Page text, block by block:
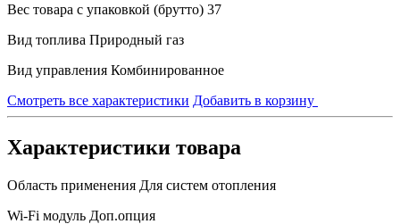
Вес товара с упаковкой (брутто) 37
Вид топлива Природный газ
Вид управления Комбинированное
Смотреть все характеристики Добавить в корзину
Характеристики товара
Область применения Для систем отопления
Wi-Fi модуль Доп.опция